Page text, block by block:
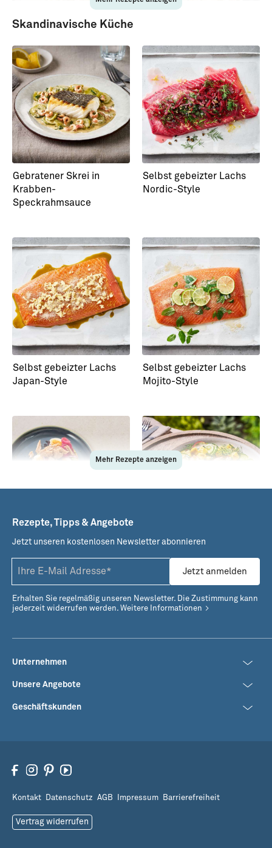
Gebratener Skrei in
Krabben-
Speckrahmsauce
Mediterraner
Fischauflauf
Skandinavische Küche
Gebratener Skrei in
Krabben-
Speckrahmsauce
Selbst gebeizter Lachs
Nordic-Style
Selbst gebeizter Lachs
Japan-Style
Selbst gebeizter Lachs
Mojito-Style
Fitnessbrot mit Thunfisch
und Essig-Honigzwiebeln
Plankenlachs mit
schwedischem
Kartoffelsalat
Mehr Rezepte anzeigen
Unternehmen
Unsere Angebote
Geschäftskunden
Rezepte, Tipps & Angebote
Jetzt unseren kostenlosen Newsletter abonnieren
Jetzt anmelden
Erhalten Sie regelmäßig unseren Newsletter. Die Zustimmung kann
jederzeit widerrufen werden. Weitere Informationen
Kontakt Datenschutz AGB Impressum Barrierefreiheit
Vertrag widerrufen